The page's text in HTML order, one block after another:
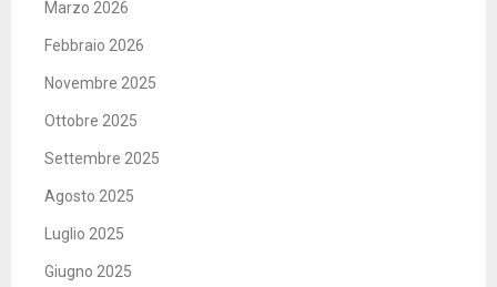
Marzo 2026
Febbraio 2026
Novembre 2025
Ottobre 2025
Settembre 2025
Agosto 2025
Luglio 2025
Giugno 2025